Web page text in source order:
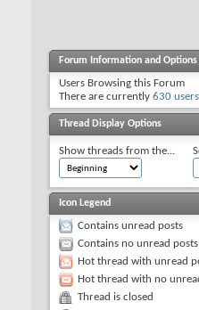
Forum Information and Options
Users Browsing this Forum
There are currently 630
Thread Display Options
Show threads from the...
Icon Legend
Contains unread posts
Contains no unread posts
Hot thread with unread
Hot thread with no
Thread is closed